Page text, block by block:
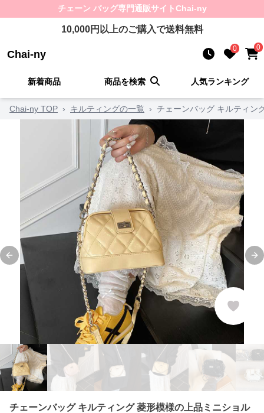
チェーン バッグ専門通販サイトChai-ny
10,000円以上のご購入で送料無料
Chai-ny 0 0
新着商品 商品を検索 人気ランキング
Chai-ny TOP › キルティングの一覧 › チェーンバッグ キルティン
Previous slide
チェーンバッグ キルティング 菱形模様の上品ミニショル